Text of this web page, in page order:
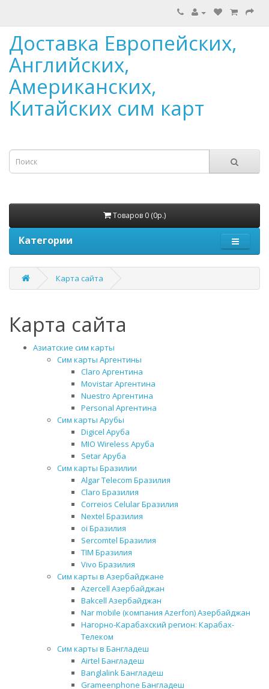
Доставка Европейских,
Английских,
Американских,
Китайских сим карт
Товаров 0 (0р.)
Категории
Карта сайта
Карта сайта
Азиатские сим карты
Сим карты Аргентины
Claro Аргентина
Movistar Аргентина
Nuestro Аргентина
Personal Аргентина
Сим карты Арубы
Digicel Аруба
MIO Wireless Аруба
Setar Аруба
Сим карты Бразилии
Algar Telecom Бразилия
Claro Бразилия
Correios Celular Бразилия
Nextel Бразилия
oi Бразилия
Sercomtel Бразилия
TIM Бразилия
Vivo Бразилия
Сим карты в Азербайджане
Azercell Азербайджан
Bakcell Азербайджан
Nar mobile (компания Azerfon) Азербайджан
Нагорно-Карабахский регион: Карабах-
Телеком
Сим карты в Бангладеш
Airtel Бангладеш
Banglalink Бангладеш
Grameenphone Бангладеш